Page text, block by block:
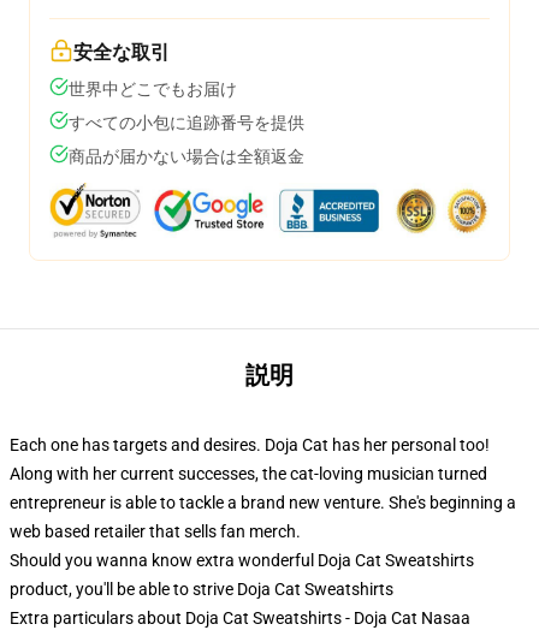
安全な取引
世界中どこでもお届け
すべての小包に追跡番号を提供
商品が届かない場合は全額返金
説明
Each one has targets and desires. Doja Cat has her personal too!
Along with her current successes, the cat-loving musician turned
entrepreneur is able to tackle a brand new venture. She's beginning a
web based retailer that sells fan merch.
Should you wanna know extra wonderful Doja Cat Sweatshirts
product, you'll be able to strive Doja Cat Sweatshirts
Extra particulars about Doja Cat Sweatshirts - Doja Cat Nasaa